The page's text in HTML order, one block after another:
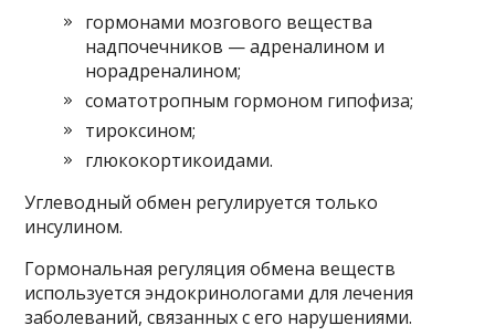
гормонами мозгового вещества
надпочечников — адреналином и
норадреналином;
соматотропным гормоном гипофиза;
тироксином;
глюкокортикоидами.
Углеводный обмен регулируется только
инсулином.
Гормональная регуляция обмена веществ
используется эндокринологами для лечения
заболеваний, связанных с его нарушениями.